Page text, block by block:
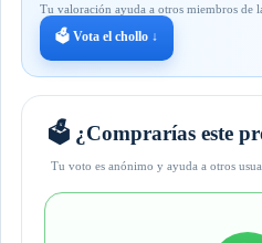
Tu valoración ayuda a otros miembros de
🗳️ Vota el chollo ↓
🗳️ ¿Comprarías este
Tu voto es anónimo y ayuda a otros